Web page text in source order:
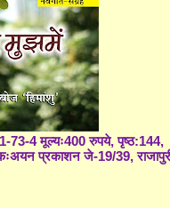
73-4 मूल्यः400 रुपये, पृष्ठ:144,
प्रकाशन जे-19/39,